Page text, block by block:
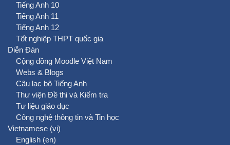
Tiếng Anh 10
Tiếng Anh 11
Tiếng Anh 12
Tốt nghiệp THPT quốc gia
Diễn Đàn
Cộng đồng Moodle Việt Nam
Webs & Blogs
Câu lạc bộ Tiếng Anh
Thư viện Đề thi và Kiểm tra
Tư liệu giáo dục
Công nghệ thông tin và Tin học
Vietnamese ‎(vi)‎
English ‎(en)‎